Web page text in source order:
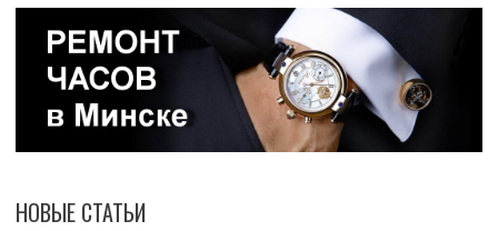
НОВЫЕ СТАТЬИ